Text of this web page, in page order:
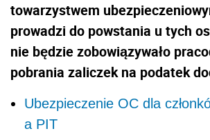
towarzystwem
prowadzi do powstania u tych
nie będzie zobowiązywało
pobrania zaliczek na podatek
Ubezpieczenie OC dla
a PIT